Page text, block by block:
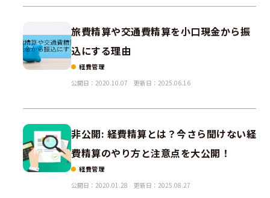
旅費精算や交通費精算を小口現金から振
込にする理由
経費管理
公開日：2020.10.07
更新日：2025.06.16
非公開: 経費精算とは？今さら聞けない経
費精算のやり方と注意点を大公開！
経費管理
公開日：2020.01.28
更新日：2025.08.27